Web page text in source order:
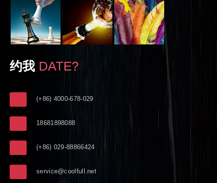
约我 DATE?
(+86) 4000-678-029
18681898088
(+86) 029-88866424
service@coolfull.net